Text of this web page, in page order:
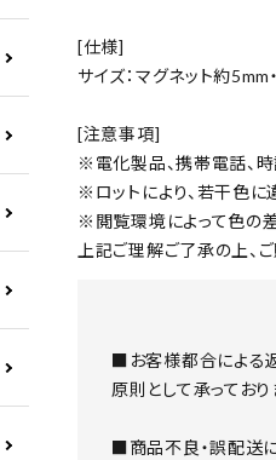
[仕様]
サイズ：マグネット約
[注意事項]
※電化製品、携帯電話、時
※ロットにより、若干色に
※閲覧環境によって色の差
上記ご理解ご了承の上、
■お客様都合による
原則として承っており
■商品不良・誤配送